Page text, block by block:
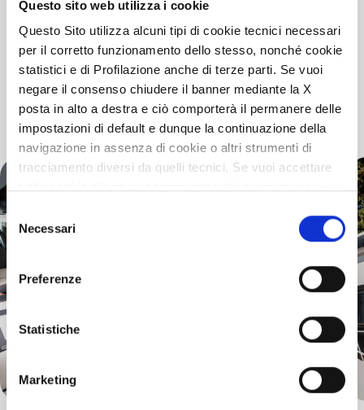
Questo sito web utilizza i cookie
Questo Sito utilizza alcuni tipi di cookie tecnici necessari
per il corretto funzionamento dello stesso, nonché cookie
statistici e di Profilazione anche di terze parti. Se vuoi
negare il consenso chiudere il banner mediante la X
posta in alto a destra e ciò comporterà il permanere delle
impostazioni di default e dunque la continuazione della
navigazione in assenza di cookie o altri strumenti di
tracciamento diversi da quelli tecnici. Se vuoi accettare
su acconsento selezionati. Se vuoi saperne di più clicca
qui. Cliccando sul tasto "Acconsento" permetti l'utilizzo
Selezione
del
consenso
Necessari
Preferenze
Statistiche
Marketing
200-W-Solarmodul mit ‚Maximum Power Point Tracking‘-
GALLERY VIRTUAL TOUR